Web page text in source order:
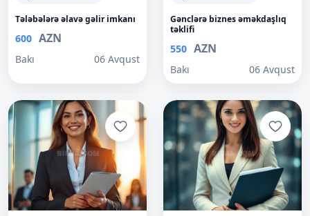
Tələbələrə əlavə gəlir imkanı
600 AZN
Bakı 06 Avqust
Gənclərə biznes əməkdaşlıq
təklifi
550 AZN
Bakı 06 Avqust